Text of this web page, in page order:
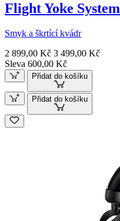
Flight Yoke System
Smyk a škrtící kvádr
2 899,00 Kč 3 499,00 Kč
Sleva 600,00 Kč
Přidat do košíku
Přidat do košíku